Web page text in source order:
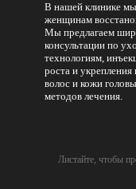
В нашей клинике
женщинам
Мы предлагаем
консультации по
технологиям,
роста и укрепления
волос и кожи
методов лечения.
Листайте, чтобы